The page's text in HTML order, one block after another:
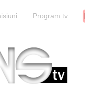
Program tv